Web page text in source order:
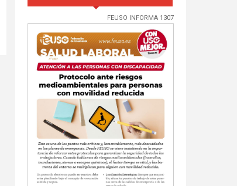
FEUSO INFORMA 1307